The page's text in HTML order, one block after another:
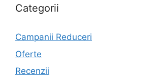
Categorii
Campanii Reduceri
Oferte
Recenzii